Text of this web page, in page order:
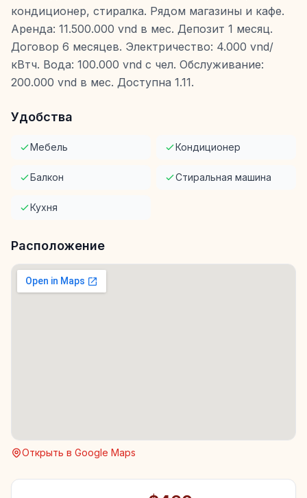
кондиционер, стиралка. Рядом магазины и кафе.
Аренда: 11.500.000 vnd в мес. Депозит 1 месяц.
Договор 6 месяцев. Электричество: 4.000 vnd/
кВтч. Вода: 100.000 vnd с чел. Обслуживание:
200.000 vnd в мес. Доступна 1.11.
Удобства
Мебель Кондиционер
Балкон Стиральная машина
Кухня
Расположение
Открыть в Google Maps